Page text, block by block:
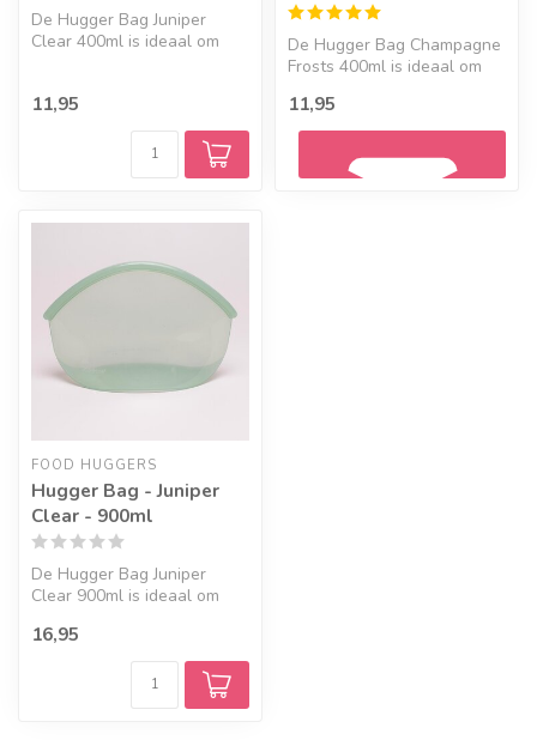
De Hugger Bag Juniper
Clear 400ml is ideaal om
11,95
De Hugger Bag Champagne
Frosts 400ml is ideaal om
de ...
11,95
FOOD HUGGERS
Hugger Bag - Juniper
Clear - 900ml
De Hugger Bag Juniper
Clear 900ml is ideaal om
de vri...
16,95